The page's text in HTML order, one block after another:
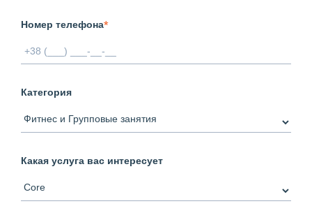
Номер телефона*
Категория
Какая услуга вас интересует